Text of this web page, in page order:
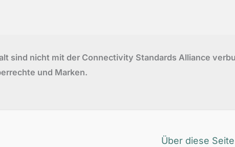
sind nicht mit der Connectivity Standards Alliance
und Marken.
Über diese Seite